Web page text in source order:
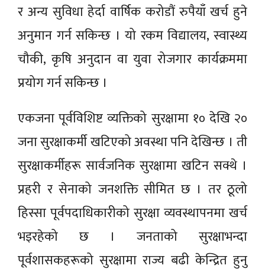
र अन्य सुविधा हेर्दा वार्षिक करोडौं रुपैयाँ खर्च हुने
अनुमान गर्न सकिन्छ । यो रकम विद्यालय, स्वास्थ्य
चौकी, कृषि अनुदान वा युवा रोजगार कार्यक्रममा
प्रयोग गर्न सकिन्छ ।
एकजना पूर्वविशिष्ट व्यक्तिको सुरक्षामा १० देखि २०
जना सुरक्षाकर्मी खटिएको अवस्था पनि देखिन्छ । ती
सुरक्षाकर्मीहरू सार्वजनिक सुरक्षामा खटिन सक्थे ।
प्रहरी र सेनाको जनशक्ति सीमित छ । तर ठूलो
हिस्सा पूर्वपदाधिकारीको सुरक्षा व्यवस्थापनमा खर्च
भइरहेको छ । जनताको सुरक्षाभन्दा
पूर्वशासकहरूको सुरक्षामा राज्य बढी केन्द्रित हुनु